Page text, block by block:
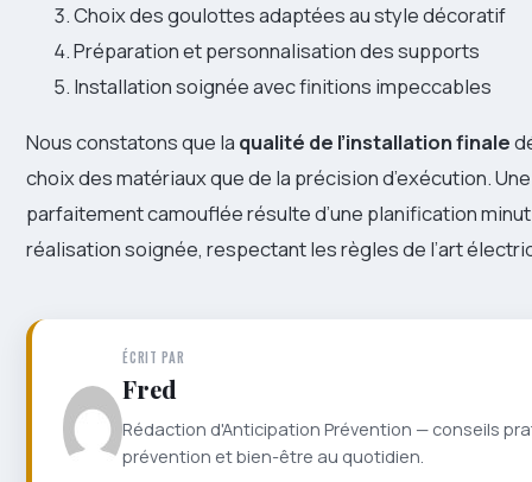
Choix des goulottes adaptées au style décoratif
Préparation et personnalisation des supports
Installation soignée avec finitions impeccables
Nous constatons que la qualité de l’installation finale
choix des matériaux que de la précision d’exécution.
parfaitement camouflée résulte d’une planification
réalisation soignée, respectant les règles de l’art
ÉCRIT PAR
Fred
Rédaction d'Anticipation Prévention — conseils
prévention et bien-être au quotidien.